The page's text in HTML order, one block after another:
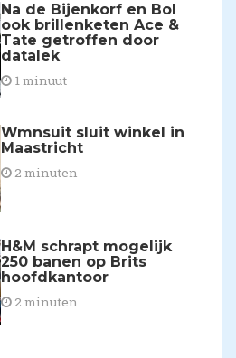
Na de Bijenkorf en Bol
ook brillenketen Ace &
Tate getroffen door
datalek
1 minuut
Wmnsuit sluit winkel in
Maastricht
2 minuten
H&M schrapt mogelijk
250 banen op Brits
hoofdkantoor
2 minuten